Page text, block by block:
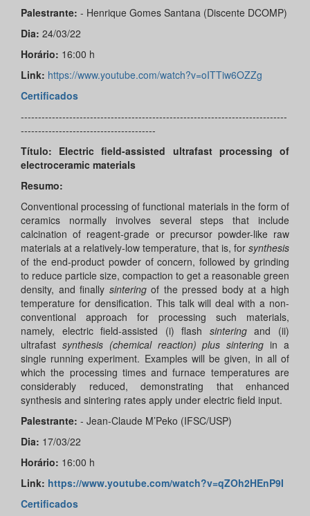
Palestrante: - Henrique Gomes Santana (Discente DCOMP)
Dia: 24/03/22
Horário: 16:00 h
Link: https://www.youtube.com/watch?v=oITTiw6OZZg
Certificados
-----------------------------------------------------------------------------
---------------------------------------
Título: Electric field-assisted ultrafast processing of
electroceramic materials
Resumo:
Conventional processing of functional materials in the form of
ceramics normally involves several steps that include
calcination of reagent-grade or precursor powder-like raw
materials at a relatively-low temperature, that is, for synthesis
of the end-product powder of concern, followed by grinding
to reduce particle size, compaction to get a reasonable green
density, and finally sinteringof the pressed body at a high
temperature for densification. This talk will deal with a non-
conventional approach for processing such materials,
namely, electric field-assisted (i) flash sinteringand (ii)
ultrafast synthesis (chemical reaction) plus sintering in a
single running experiment. Examples will be given, in all of
which the processing times and furnace temperatures are
considerably reduced, demonstrating that enhanced
synthesis and sintering rates apply under electric field input.
Palestrante: - Jean-Claude M’Peko (IFSC/USP)
Dia: 17/03/22
Horário: 16:00 h
Link: https://www.youtube.com/watch?v=qZOh2HEnP9I
Certificados